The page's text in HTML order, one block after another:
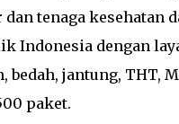
tenaga kesehatan
Indonesia dengan
bedah, jantung, THT,
paket.